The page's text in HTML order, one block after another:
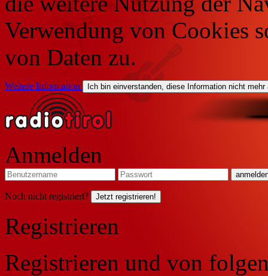
Verwendung von Cookies
von Daten zu.
Weitere Information Ich bin einverstanden, diese Information nicht mehr
Anmelden
Noch nicht registriert? Jetzt registrieren!
Registrieren
Registrieren und von